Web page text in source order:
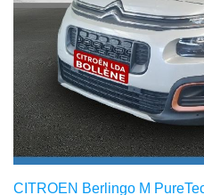
CITROEN Berlingo M